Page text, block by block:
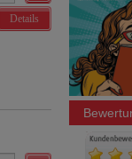
Details